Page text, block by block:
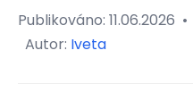
Publikováno: 11.06.2026 •
Autor: Iveta